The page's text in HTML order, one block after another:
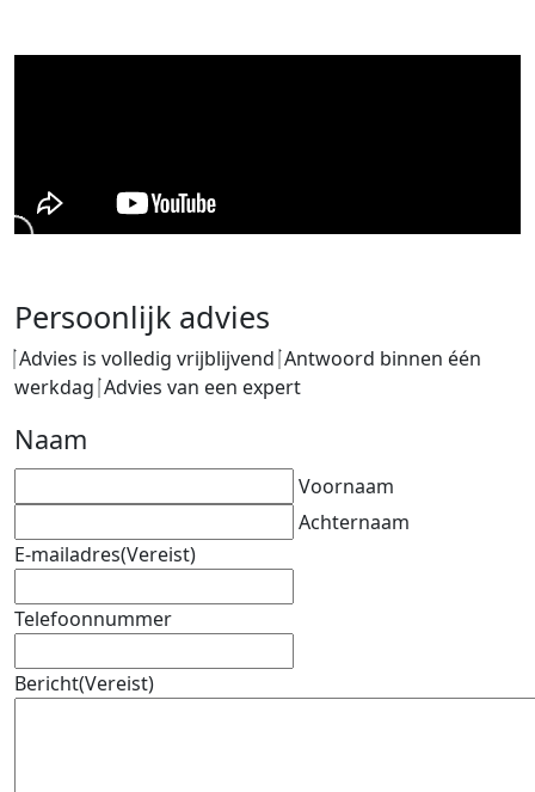
Persoonlijk advies
Advies is volledig vrijblijvend Antwoord binnen één
werkdag Advies van een expert
Naam
Voornaam
Achternaam
E-mailadres(Vereist)
Telefoonnummer
Bericht(Vereist)